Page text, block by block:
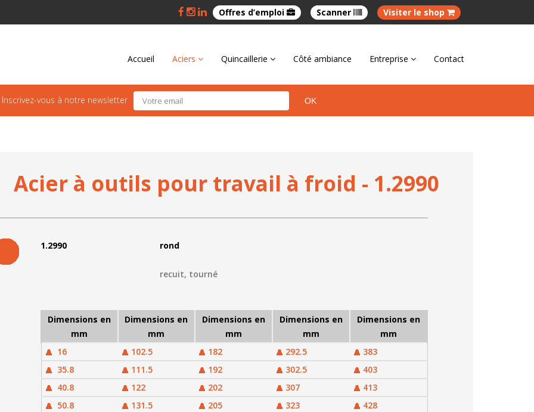
Offres d’emploi Scanner Visiter le shop
Accueil Aciers Quincaillerie Côté ambiance Entreprise Contact
Inscrivez-vous à notre newsletter
Acier à outils pour travail à froid - 1.2990
1.2990 rond
recuit, tourné
Dimensions en
mm
Dimensions en
mm
Dimensions en
mm
Dimensions en
mm
Dimensions en
mm
16
102.5 182 292.5
383
35.8
111.5 192 302.5
403
40.8
122 202 307
413
50.8
131.5 205 323
428